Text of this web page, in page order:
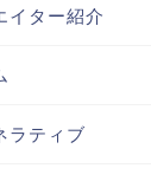
イター紹介
ラティブ